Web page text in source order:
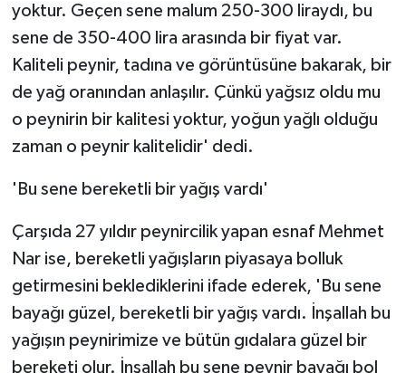
yoktur. Geçen sene malum 250-300 liraydı, bu
sene de 350-400 lira arasında bir fiyat var.
Kaliteli peynir, tadına ve görüntüsüne bakarak, bir
de yağ oranından anlaşılır. Çünkü yağsız oldu mu
o peynirin bir kalitesi yoktur, yoğun yağlı olduğu
zaman o peynir kalitelidir' dedi.
'Bu sene bereketli bir yağış vardı'
Çarşıda 27 yıldır peynircilik yapan esnaf Mehmet
Nar ise, bereketli yağışların piyasaya bolluk
getirmesini beklediklerini ifade ederek, 'Bu sene
bayağı güzel, bereketli bir yağış vardı. İnşallah bu
yağışın peynirimize ve bütün gıdalara güzel bir
bereketi olur. İnşallah bu sene peynir bayağı bol